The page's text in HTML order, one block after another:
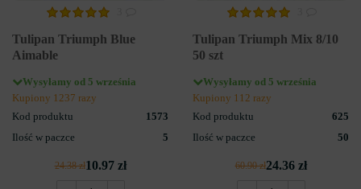
Tulipan Triumph Blue
Aimable
Wysyłamy od 5 września
Kupiony 1237 razy
Kod produktu
1573
Ilość w paczce
5
24.38 zł10.97 zł
Tulipan Triumph Mix 8/10
50 szt
Wysyłamy od 5 września
Kupiony 112 razy
Kod produktu
625
Ilość w paczce
50
60.90 zł24.36 zł